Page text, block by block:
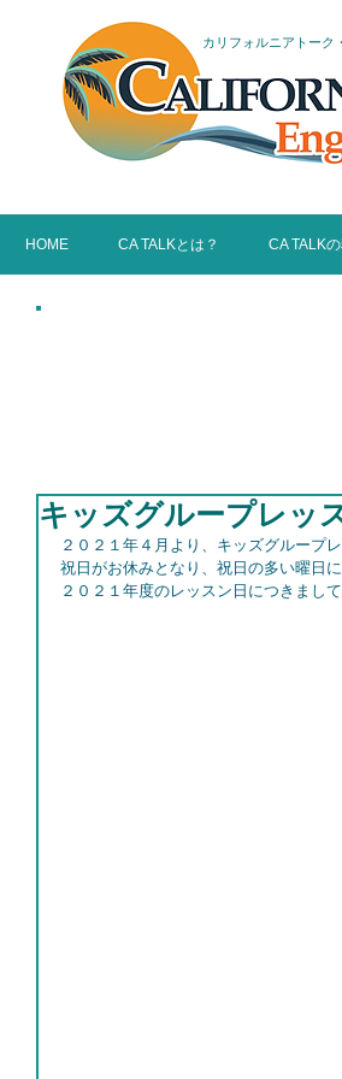
カリフォルニアトーク
HOME CA TALKとは？ CA TALK
キッズグループレッ
２０２１年４月より、キッズグループ
祝日がお休みとなり、祝日の多い曜日
２０２１年度のレッスン日につきまし